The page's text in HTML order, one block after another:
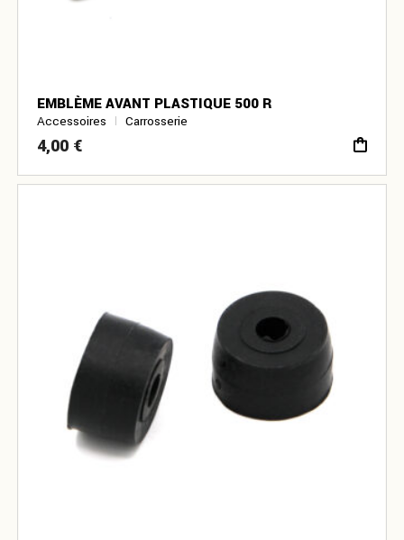
EMBLÈME AVANT PLASTIQUE 500 R
Accessoires Carrosserie
4,00 €